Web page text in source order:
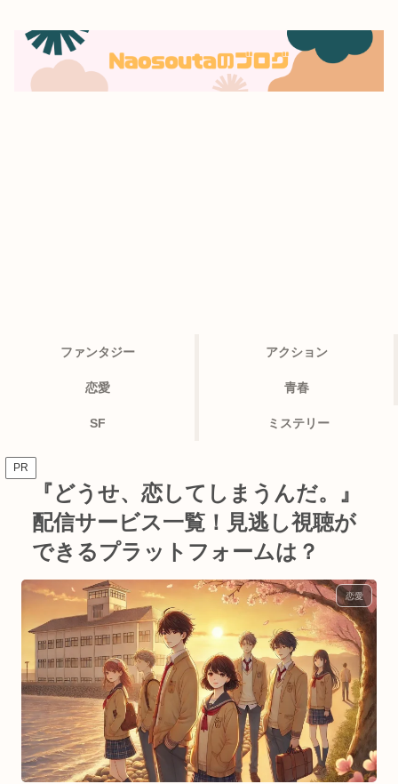
ファンタジー アクション
恋愛 青春
SF ミステリー
PR
『どうせ、恋してしまうんだ。』
配信サービス一覧！見逃し視聴が
できるプラットフォームは？
恋愛